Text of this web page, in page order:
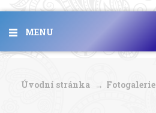
MENU
Úvodní stránka Fotogalerie